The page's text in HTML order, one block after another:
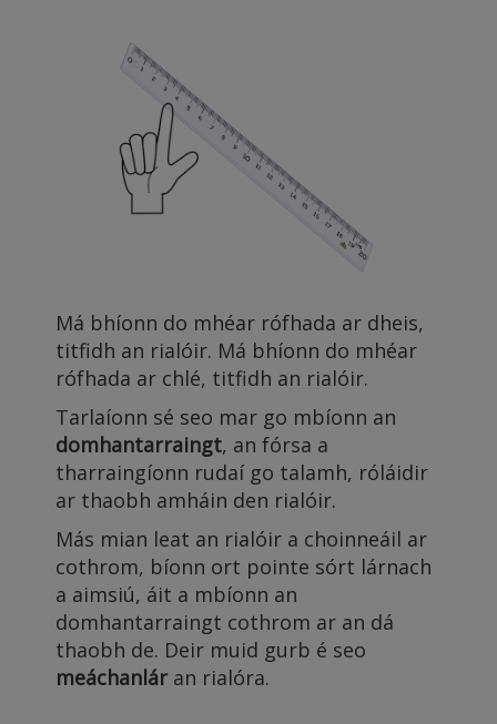
Má bhíonn do mhéar rófhada ar dheis,
titfidh an rialóir. Má bhíonn do mhéar
rófhada ar chlé, titfidh an rialóir.
Tarlaíonn sé seo mar go mbíonn an
domhantarraingt, an fórsa a
tharraingíonn rudaí go talamh, róláidir
ar thaobh amháin den rialóir.
Más mian leat an rialóir a choinneáil ar
cothrom, bíonn ort pointe sórt lárnach
a aimsiú, áit a mbíonn an
domhantarraingt cothrom ar an dá
thaobh de. Deir muid gurb é seo
meáchanláran rialóra.